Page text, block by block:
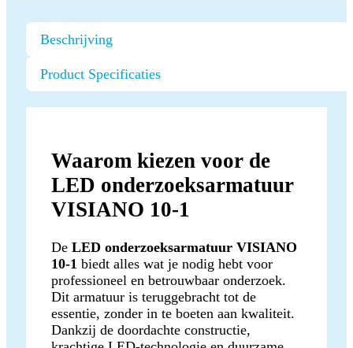
Beschrijving
Product Specificaties
Waarom kiezen voor de
LED onderzoeksarmatuur
VISIANO 10-1
De LED onderzoeksarmatuur VISIANO
10-1 biedt alles wat je nodig hebt voor
professioneel en betrouwbaar onderzoek.
Dit armatuur is teruggebracht tot de
essentie, zonder in te boeten aan kwaliteit.
Dankzij de doordachte constructie,